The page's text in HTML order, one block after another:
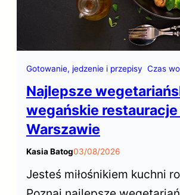
Gotowanie, jedzenie i przepisy Czas
Najlepsze
wegańskie
Warszawie
Kasia Batog03/08/2026
Jesteś miłośnikiem kuchni